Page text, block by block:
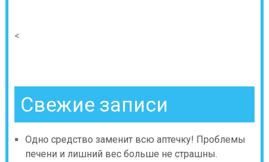
<
Свежие записи
Одно средство заменит всю аптечку! Проблемы
печени и лишний вес больше не страшны.